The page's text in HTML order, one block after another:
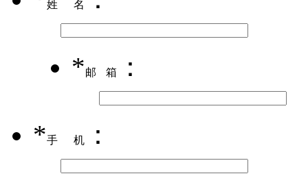
姓名
*邮箱 ：
*手机 ：